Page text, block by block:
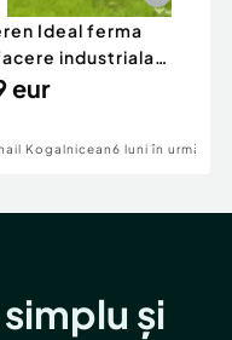
Ideal ferma
industriala
71 ml la
eur
Kogalniceanu6 luni în urmă
și